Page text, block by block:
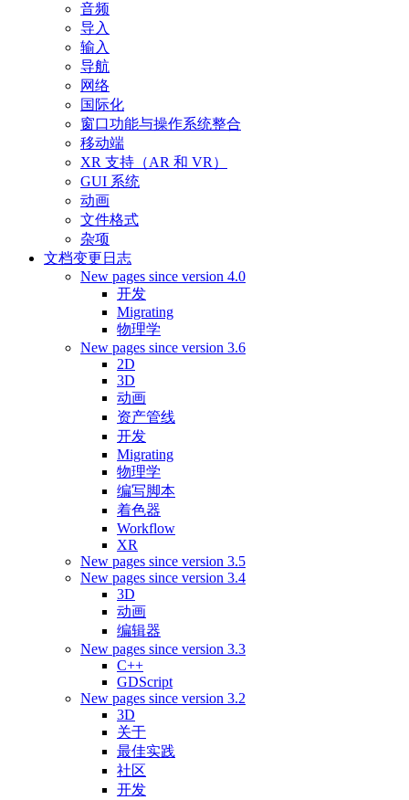
音频
导入
输入
导航
网络
国际化
窗口功能与操作系统整合
移动端
XR 支持（AR 和 VR）
GUI 系统
动画
文件格式
杂项
文档变更日志
New pages since version 4.0
开发
Migrating
物理学
New pages since version 3.6
2D
3D
动画
资产管线
开发
Migrating
物理学
编写脚本
着色器
Workflow
XR
New pages since version 3.5
New pages since version 3.4
3D
动画
编辑器
New pages since version 3.3
C++
GDScript
New pages since version 3.2
3D
关于
最佳实践
社区
开发